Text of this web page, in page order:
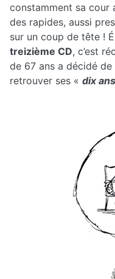
constamment sa cour
des rapides, aussi
sur un coup de tête !
treizième CD, c’est
de 67 ans a décidé
retrouver ses « dix ans